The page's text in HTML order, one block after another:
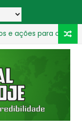
para o município